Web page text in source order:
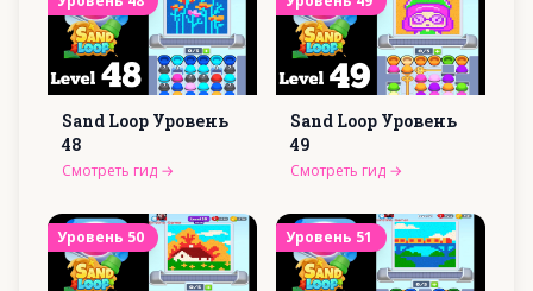
Sand Loop Уровень
48
Смотреть гид →
Sand Loop Уровень
49
Смотреть гид →
Уровень 50 Уровень 51